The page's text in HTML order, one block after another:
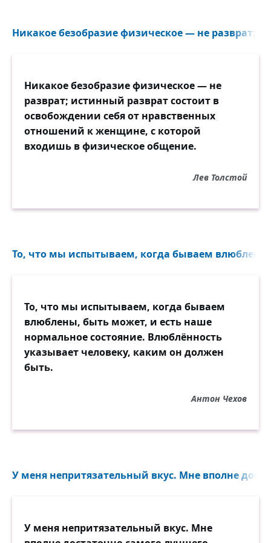
Никакое безобразие физическое — не разврат;
Никакое безобразие физическое — не
разврат; истинный разврат состоит в
освобождении себя от нравственных
отношений к женщине, с которой
входишь в физическое общение.
Лев Толстой
То, что мы испытываем, когда бываем
То, что мы испытываем, когда бываем
влюблены, быть может, и есть наше
нормальное состояние. Влюблённость
указывает человеку, каким он должен
быть.
Антон Чехов
У меня непритязательный вкус. Мне вполне
У меня непритязательный вкус. Мне